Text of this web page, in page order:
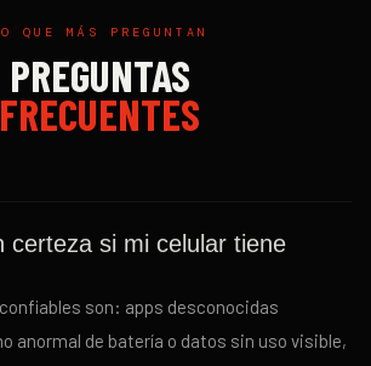
QUE MÁS PREGUNTAN
PREGUNTAS
FRECUENTES
certeza si mi celular tiene
son: apps desconocidas
anormal de batería o datos sin uso visible,